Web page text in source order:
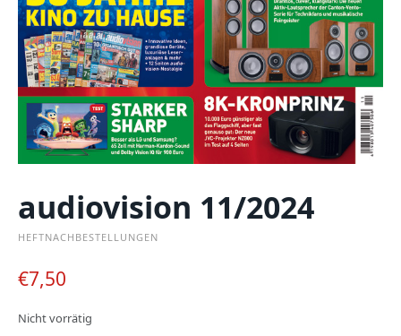
audiovision 11/2024
HEFTNACHBESTELLUNGEN
€7,50
Nicht vorrätig